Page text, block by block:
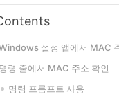
설정 앱에서 MAC
명령 줄에서 MAC 주소 확인
명령 프롬프트 사용